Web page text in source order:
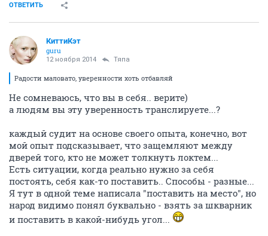
ОТВЕТИТЬ
КиттиКэт
guru
12 ноября 2014 Тяпа
Радости маловато, уверенности хоть отбавляй
Не сомневаюсь, что вы в себя.. верите)
а людям вы эту уверенность транслируете...?
каждый судит на основе своего опыта, конечно, вот
мой опыт подсказывает, что защемляют между
дверей того, кто не может толкнуть локтем...
Есть ситуации, когда реально нужно за себя
постоять, себя как-то поставить.. Способы - разные...
Я тут в одной теме написала "поставить на место", но
народ видимо понял буквально - взять за шкварник
и поставить в какой-нибудь угол...